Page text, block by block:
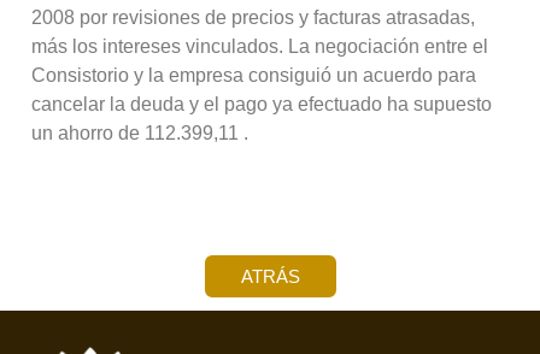
2008 por revisiones de precios y facturas atrasadas,
más los intereses vinculados. La negociación entre el
Consistorio y la empresa consiguió un acuerdo para
cancelar la deuda y el pago ya efectuado ha supuesto
un ahorro de 112.399,11 .
ATRÁS